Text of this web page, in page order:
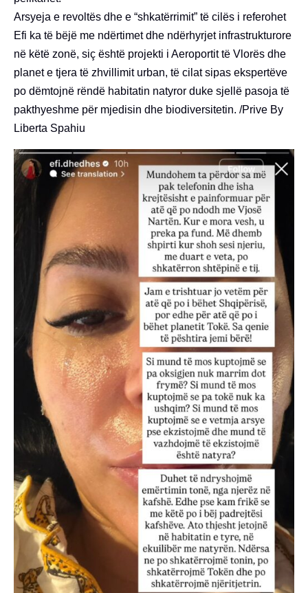
Arsyeja e revoltës dhe e “shkatërrimit” të cilës i referohet
Efi ka të bëjë me ndërtimet dhe ndërhyrjet infrastrukturore
në këtë zonë, siç është projekti i Aeroportit të Vlorës dhe
planet e tjera të zhvillimit urban, të cilat sipas ekspertëve
po dëmtojnë rëndë habitatin natyror duke sjellë pasoja të
pakthyeshme për mjedisin dhe biodiversitetin. /Prive By
Liberta Spahiu